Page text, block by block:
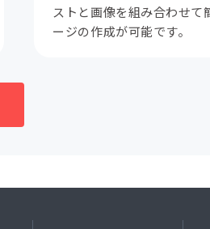
ストと画像を組み合わせて
ージの作成が可能です。